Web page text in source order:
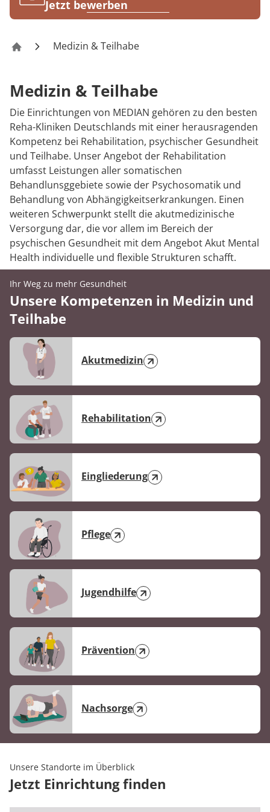
Jetzt bewerben
MEDIAN Kliniken
Medizin & Teilhabe
Medizin & Teilhabe
Die Einrichtungen von MEDIAN gehören zu den besten
Reha-Kliniken Deutschlands mit einer herausragenden
Kompetenz bei Rehabilitation, psychischer Gesundheit
und Teilhabe. Unser Angebot der Rehabilitation
umfasst Leistungen aller somatischen
Behandlunsggebiete sowie der Psychosomatik und
Behandlung von Abhängigkeitserkrankungen. Einen
weiteren Schwerpunkt stellt die akutmedizinische
Versorgung dar, die vor allem im Bereich der
psychischen Gesundheit mit dem Angebot Akut Mental
Health individuelle und flexible Strukturen schafft.
Ihr Weg zu mehr Gesundheit
Unsere Kompetenzen in Medizin und
Teilhabe
Akutmedizin
Rehabilitation
Eingliederung
Pflege
Jugendhilfe
Prävention
Nachsorge
Unsere Standorte im Überblick
Jetzt Einrichtung finden